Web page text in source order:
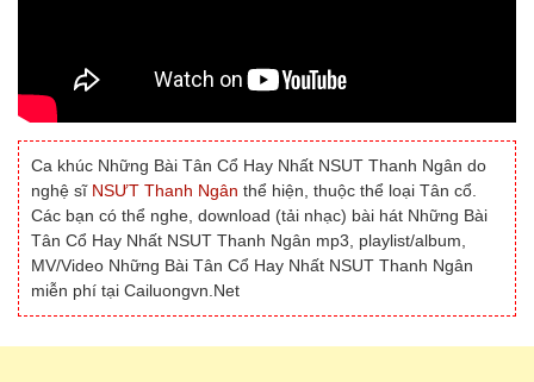
Ca khúc Những Bài Tân Cổ Hay Nhất NSUT Thanh Ngân do
nghệ sĩ NSƯT Thanh Ngân thể hiện, thuộc thể loại Tân cổ.
Các bạn có thể nghe, download (tải nhạc) bài hát Những Bài
Tân Cổ Hay Nhất NSUT Thanh Ngân mp3, playlist/album,
MV/Video Những Bài Tân Cổ Hay Nhất NSUT Thanh Ngân
miễn phí tại Cailuongvn.Net